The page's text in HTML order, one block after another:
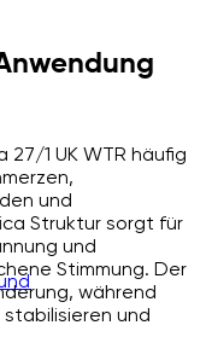
27/1 UK WTR häufig
und
Struktur sorgt für
und
Stimmung. Der
während
und